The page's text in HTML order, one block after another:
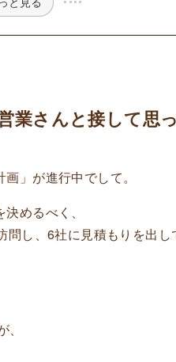
業さんと接して思
」 が進行中でして。
めるべく、
し、6社に見積もりを出し